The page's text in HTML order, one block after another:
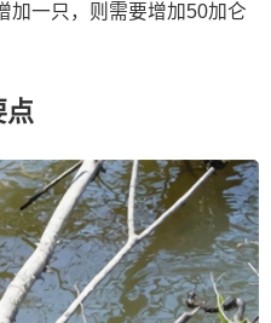
加一只，则需要增加50加仑
点